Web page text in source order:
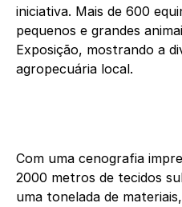
iniciativa. Mais de 600
pequenos e grandes
Exposição, mostrando a
agropecuária local.
Com uma cenografia
2000 metros de tecidos
uma tonelada de